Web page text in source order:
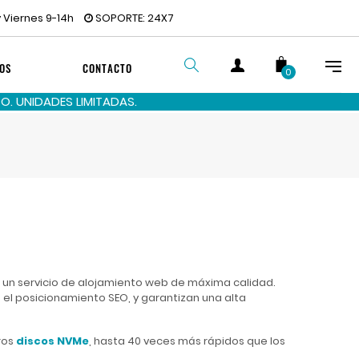
Viernes 9-14h SOPORTE: 24X7
CONTACTO 0
UNIDADES LIMITADAS.
servicio de alojamiento web de máxima calidad.
posicionamiento SEO, y garantizan una alta
discos NVMe, hasta 40 veces más rápidos que los